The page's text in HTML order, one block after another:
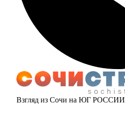
Взгляд из Сочи на ЮГ РОССИИ